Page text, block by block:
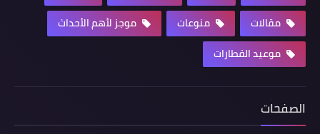
مقالات
منوعات
موجز لأهم الأحداث
موعيد القطارات
الصفحات